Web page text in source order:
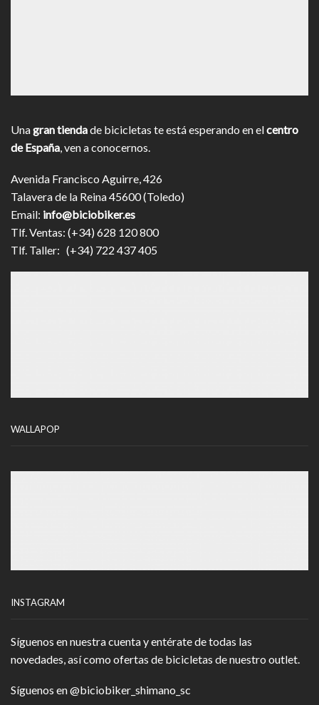
Unagran tiendade bicicletas te está esperando en elcentro
de España, ven a conocernos.
Avenida Francisco Aguirre, 426
Talavera de la Reina 45600 (Toledo)
Email: info@biciobiker.es
Tlf. Ventas: (+34) 628 120 800
Tlf. Taller: (+34) 722 437 405
WALLAPOP
INSTAGRAM
Síguenos en nuestra cuenta y entérate de todas las
novedades, así como ofertas de bicicletas de nuestro outlet.
Síguenos en@biciobiker_shimano_sc